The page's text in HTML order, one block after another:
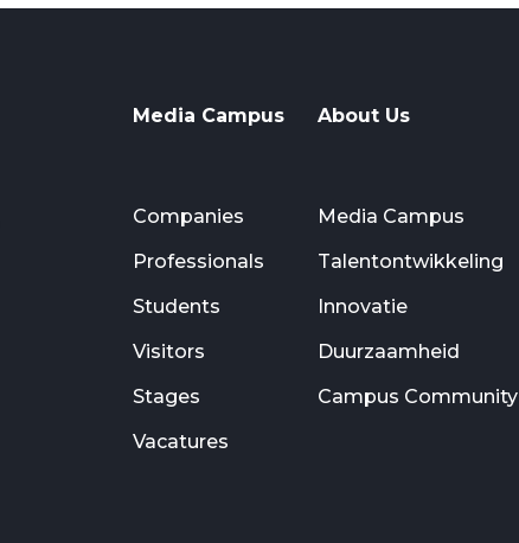
Media Campus
Companies
Professionals
Students
Visitors
Stages
Vacatures
About Us
Media Campus
Talentontwikkeling
Innovatie
Duurzaamheid
Campus Community